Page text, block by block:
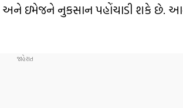
અને ઇમેજને નુકસાન પહોંચાડી શકે છે.